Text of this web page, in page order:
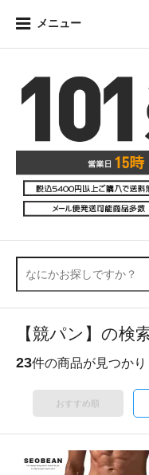
メニュー
【競パン】の検
23件の商品が見つかり
おすすめ順